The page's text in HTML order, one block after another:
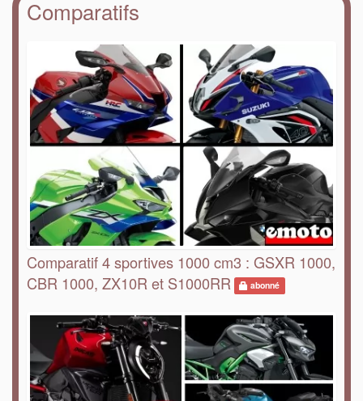
Comparatifs
Comparatif 4 sportives 1000 cm3 : GSXR 1000,
CBR 1000, ZX10R et S1000RR
abonné